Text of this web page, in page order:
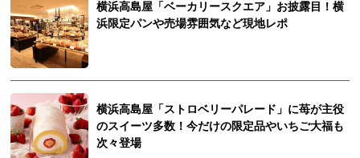
横浜高島屋「ベーカリースクエア」お披露目！横
浜限定パンや売場雰囲気など現地レポ
横浜高島屋「ストロベリーパレード」に苺が主役
のスイーツ多数！今だけの限定品やいちご大福も
次々登場